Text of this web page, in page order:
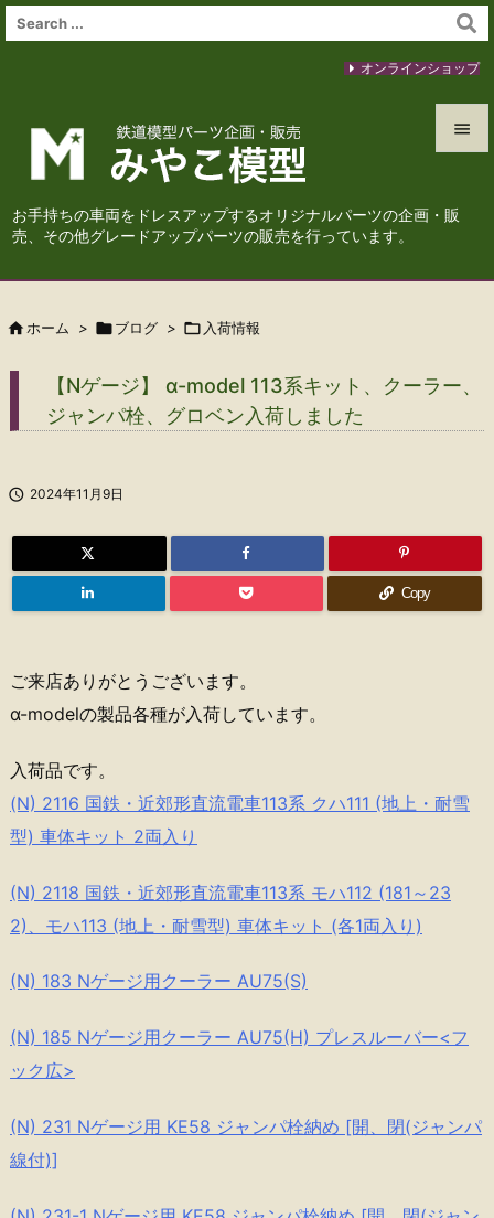
お手持ちの車両をドレスアップするオリジナルパーツの企画・販
売、その他グレードアップパーツの販売を行っています。




オンラインショップ
 ホーム > ブログ >  入荷情報
【Nゲージ】 α-model 113系キット、クーラー、
ジャンパ栓、グロベン入荷しました
 2024年11月9日
Copy
ご来店ありがとうございます。
α-modelの製品各種が入荷しています。
入荷品です。
(N) 2116 国鉄・近郊形直流電車113系 クハ111 (地上・耐雪
型) 車体キット 2両入り
(N) 2118 国鉄・近郊形直流電車113系 モハ112 (181～23
2)、モハ113 (地上・耐雪型) 車体キット (各1両入り)
(N) 183 Nゲージ用クーラー AU75(S)
(N) 185 Nゲージ用クーラー AU75(H) プレスルーバー<フ
ック広>
(N) 231 Nゲージ用 KE58 ジャンパ栓納め [開、閉(ジャンパ
線付)]